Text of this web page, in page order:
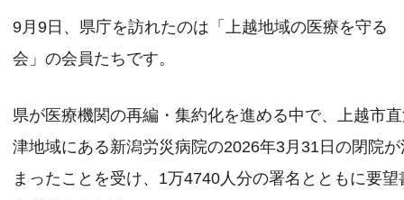
9月9日、県庁を訪れたのは「上越地域の医療を守る
会」の会員たちです。
県が医療機関の再編・集約化を進める中で、上越市
津地域にある新潟労災病院の2026年3月31日の閉院が
まったことを受け、1万4740人分の署名とともに要望